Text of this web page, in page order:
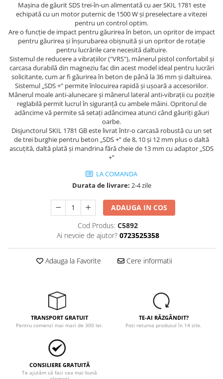
Oferte
Pompe apa
Hidrofoare
Motopompe
Pompe de suprafata
Pompe submersibile
Prim ajutor
Protecția capului
Protecția ochilor
Protecția respirației
Ciocane , clesti si foarfeci
Debitare gresie / faianta si geamuri
Echipamente atelier
Gletiere , spacluri si cuttere
Pensule si trafaleti
Scari , lize si depozitare
Unelte pentru masurat
Aparate de masura si detectie
Echere si compasuri
Mașina de găurit SDS trei-în-un alimentată cu aer SKIL 1781 este
echipată cu un motor puternic de 1500 W și preselectare a vitezei
pentru un control optim.
Are o funcție de impact pentru găurirea în beton, un opritor de impact
pentru găurirea și înșurubarea obișnuită și un opritor de rotație
pentru lucrările care necesită daltuire.
Sistemul de reducere a vibrațiilor ("VRS"), mânerul pistol confortabil și
carcasa durabilă din magneziu fac din acest model ideal pentru lucrări
solicitante, cum ar fi găurirea în beton de până la 36 mm și daltuirea.
Sistemul „SDS +” permite înlocuirea rapidă și ușoară a accesoriilor.
Mânerul moale anti-alunecare și mânerul lateral anti-vibrații cu poziție
reglabilă permit lucrul în siguranță cu ambele mâini. Opritorul de
adâncime vă permite să setați adâncimea atunci când găuriți găuri
oarbe.
Disjunctorul SKIL 1781 GB este livrat într-o carcasă robustă cu un set
de trei burghie pentru beton „SDS +” de 8, 10 și 12 mm plus o daltă
ascuțită, daltă plată și mandrina fără cheie de 13 mm cu adaptor „SDS
+”
LA COMANDA
Durata de livrare: 2-4 zile
ADAUGA IN COS
Cod Produs: C5892
Ai nevoie de ajutor? 0723525358
Adauga la Favorite Cere informatii
TRANSPORT GRATUIT
Pentru comenzi mai mari de 300 lei.
TE-AI RĂZGÂNDIT?
Poți returna produsul în 14 zile.
CONSILIERE GRATUITĂ
Te ajutăm să faci cea mai bună